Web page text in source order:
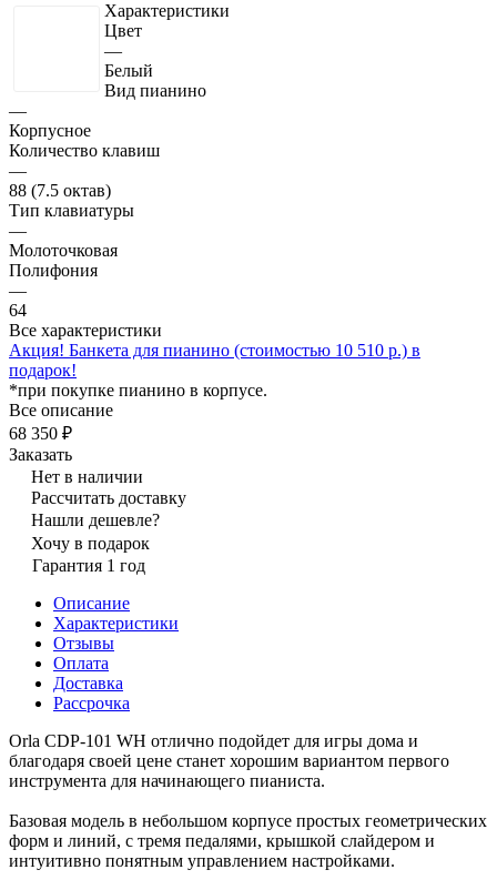
Характеристики
Цвет
—
Белый
Вид пианино
—
Корпусное
Количество клавиш
—
88 (7.5 октав)
Тип клавиатуры
—
Молоточковая
Полифония
—
64
Все характеристики
Акция! Банкета для пианино (стоимостью 10 510 р.) в
подарок!
*при покупке пианино в корпусе.
Все описание
68 350 ₽
Заказать
Нет в наличии
Рассчитать доставку
Нашли дешевле?
Хочу в подарок
Гарантия 1 год
Описание
Характеристики
Отзывы
Оплата
Доставка
Рассрочка
Orla CDP-101 WH отлично подойдет для игры дома и
благодаря своей цене станет хорошим вариантом первого
инструмента для начинающего пианиста.
Базовая модель в небольшом корпусе простых геометрических
форм и линий, с тремя педалями, крышкой слайдером и
интуитивно понятным управлением настройками.